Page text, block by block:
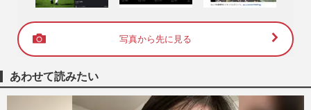
写真から先に見る
あわせて読みたい